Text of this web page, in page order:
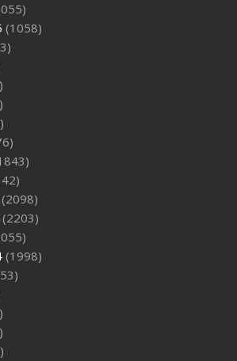
(1058)
(2098)
(2203)
(1998)